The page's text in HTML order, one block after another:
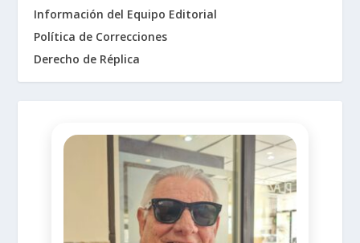
Información del Equipo Editorial
Política de Correcciones
Derecho de Réplica